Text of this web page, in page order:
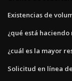
Existencias de
¿qué está haciendo
¿cuál es la mayor
Solicitud en línea